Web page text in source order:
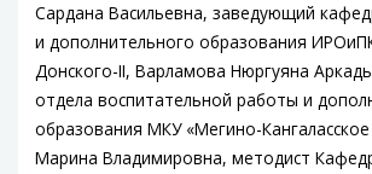
Сардана Васильевна, заведующий
и дополнительного образования
Донского-II, Варламова Нюргуяна
отдела воспитательной работы и
образования МКУ «Мегино-
Марина Владимировна, методист